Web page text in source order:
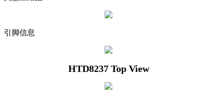
引脚信息
HTD8237 Top View